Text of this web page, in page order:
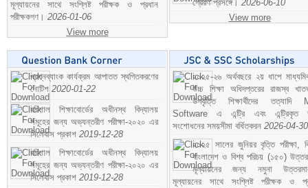
মূল্যায়নের সাথে সংশ্লিষ্ট পরীক্ষক ও প্রধান
পরীক্ষকগণ। 2026-01-06
View more
প্রেরণ প্রসঙ্গে। 2026-06-10
View more
প্রশ্নব্যাংক কার্যক্রম আপাতত স্থগিতকরণের
নোটিশ 2020-01-22
বরিশাল শিক্ষাবোর্ডের অধীনস্থ বিদ্যালয়
সমূহের জন্য অভ্যন্তরীণ পরীক্ষা-২০২০ এর
সিলেবাস প্রকাশ 2019-12-28
বরিশাল শিক্ষাবোর্ডের অধীনস্থ বিদ্যালয়
সমূহের জন্য অভ্যন্তরীণ পরীক্ষা-২০২০ এর
সিলেবাস প্রকাশ 2019-12-28
২০২৫-২৬ অর্থবছরে ২য় ধাপে
উচ্চ শিক্ষা অধিদপ্তরের রাজস্ব
উপবৃত্তি শিক্ষার্থীদের তত্যাদি
Software এ এন্ট্রি এবং এন্ট্রিকৃত
সংশোধনের সময়সীমা বর্ধিতকরন 2026-04-30
২০২৫ সালের জুনিয়র বৃত্তি পরীক্ষা,
বাংলাদেশ ও বিশ্ব পরিচয় (১৫০)
মূল্যায়নের জন্য নমুনা
মূল্যায়নের সাথে সংশ্লিষ্ট পরীক্ষক ও